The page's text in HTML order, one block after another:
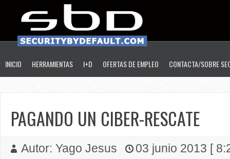
INICIO HERRAMIENTAS I+D OFERTAS DE EMPLEO CONTACTA/SOBRE
PAGANDO UN CIBER-RESCATE
Autor: Yago Jesus
03 junio 2013 [